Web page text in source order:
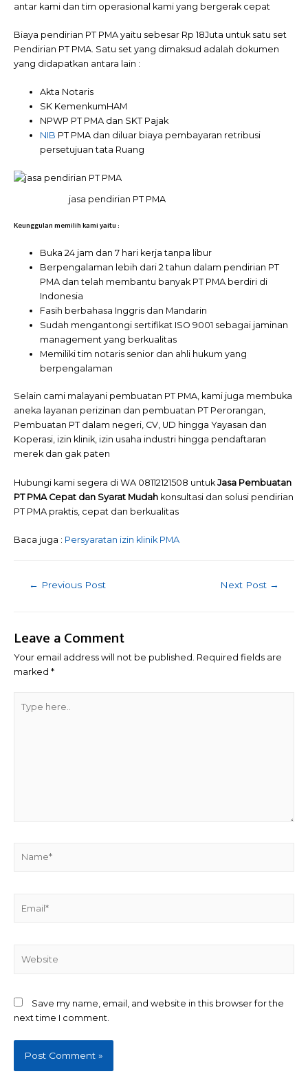
antar kami dan tim operasional kami yang bergerak cepat
Biaya pendirian PT PMA yaitu sebesar Rp 18Juta untuk satu set
Pendirian PT PMA. Satu set yang dimaksud adalah dokumen
yang didapatkan antara lain :
Akta Notaris
SK KemenkumHAM
NPWP PT PMA dan SKT Pajak
NIB PT PMA dan diluar biaya pembayaran retribusi
persetujuan tata Ruang
jasa pendirian PT PMA
Keunggulan memilih kami yaitu :
Buka 24 jam dan 7 hari kerja tanpa libur
Berpengalaman lebih dari 2 tahun dalam pendirian PT
PMA dan telah membantu banyak PT PMA berdiri di
Indonesia
Fasih berbahasa Inggris dan Mandarin
Sudah mengantongi sertifikat ISO 9001 sebagai jaminan
management yang berkualitas
Memiliki tim notaris senior dan ahli hukum yang
berpengalaman
Selain cami malayani pembuatan PT PMA, kami juga membuka
aneka layanan perizinan dan pembuatan PT Perorangan,
Pembuatan PT dalam negeri, CV, UD hingga Yayasan dan
Koperasi, izin klinik, izin usaha industri hingga pendaftaran
merek dan gak paten
Hubungi kami segera di WA 08112121508 untuk Jasa Pembuatan
PT PMA Cepat dan Syarat Mudah konsultasi dan solusi pendirian
PT PMA praktis, cepat dan berkualitas
Baca juga : Persyaratan izin klinik PMA
Post
← Previous Post Next Post →
Leave a Comment
Your email address will not be published. Required fields are
marked *
here..
Save my name, email, and website in this browser for the
next time I comment.